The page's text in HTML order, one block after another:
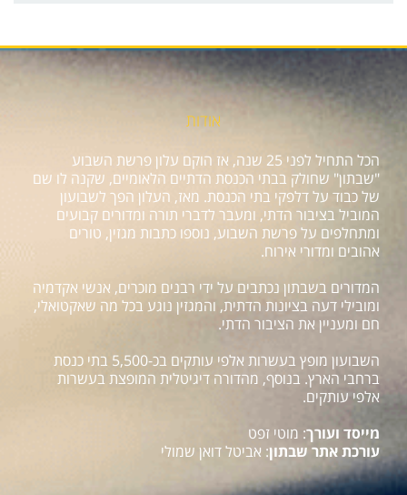
אודות
הכל התחיל לפני 25 שנה, אז הוקם עלון פרשת השבוע
"שבתון" שחולק בבתי הכנסת הדתיים הלאומיים, שקנה לו שם
של כבוד על דלפקי בתי הכנסת. מאז, העלון הפך לשבועון
המוביל בציבור הדתי, ומעבר לדברי תורה ומדורים קבועים
ומתחלפים על פרשת השבוע, נוספו כתבות מגזין, טורים
אהובים ומדורי אירוח.
המדורים בשבתון נכתבים על ידי רבנים מוכרים, אנשי אקדמיה
ומובילי דעה בציונות הדתית, והמגזין נוגע בכל מה שאקטואלי,
חם ומעניין את הציבור הדתי.
השבועון מופץ בעשרות אלפי עותקים בכ-5,500 בתי כנסת
ברחבי הארץ. בנוסף, מהדורה דיגיטלית המופצת בעשרות
אלפי עותקים.
מייסד ועורך: מוטי זפט
עורכת אתר שבתון: אביטל דואן שמולי